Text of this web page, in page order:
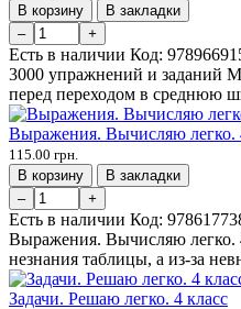
В корзину
В закладки
–
+
Есть в наличии Код:
3000 упражнений и заданий
перед переходом в среднюю
Выражения. Вычисляю легко.
115.00 грн.
В корзину
В закладки
–
+
Есть в наличии Код:
Выражения. Вычисляю легко.
незнания таблицы, а из-за
Задачи. Решаю легко. 4 класс